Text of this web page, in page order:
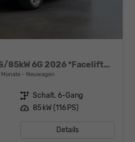
Style 1.0 TSI 116PS/85kW 6G 2026 *Faceliftet*
Neuwagen
Getriebe Schalt. 6-Gang
Leistung 85 kW (116 PS)
Details